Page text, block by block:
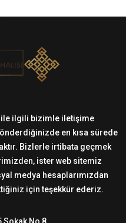
ile ilgili bizimle iletişime
en kısa sürede
Bizlerle irtibata geçmek
ister web sitemiz
medya hesaplarımızdan
için teşekkür ederiz.